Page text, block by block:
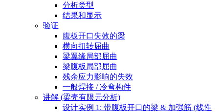
分析类型
结果和显示
验证
腹板开口失效的梁
横向扭转屈曲
梁翼缘局部屈曲
梁腹板局部屈曲
残余应力影响的失效
一般焊接 / 冷弯构件
讲解 (梁壳有限元分析)
设计实例 1: 带腹板开口的梁 & 加强筋 (线性